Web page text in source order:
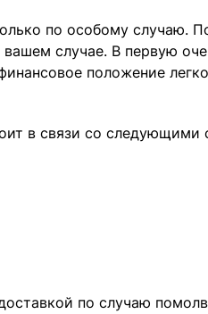
по особому
случае. В первую
положение
в связи со следующими
по случаю